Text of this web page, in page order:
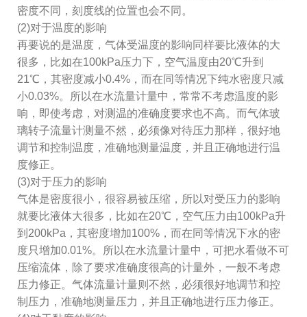
密度不同，刻度线的位置也会不同。
(2)对于温度的影响
再要说的是温度，气体受温度的影响同样要比液体的大
很多，比如在100kPa压力下，空气温度由20℃升到
21℃，其密度减小0.4%，而在同等情况下纯水密度只减
小0.03%。所以在水流量计量中，常常不考虑温度的影
响，即使考虑，对测温的准确度要求也不高。而气体玻
璃转子流量计测量不然，必须像对待压力那样，很好地
调节和控制温度，准确地测量温度，并且正确地进行温
度修正。
(3)对于压力的影响
气体是密度很小，很容易被压缩，所以对受压力的影响
就要比液体大很多，比如在20℃，空气压力由100kPa升
到200kPa，其密度增加100%，而在同等情况下水的密
度只增加0.01%。所以在水流量计量中，可把水看做不可
压缩流体，除了要求准确度很高的计量外，一般不考虑
压力修正。气体流量计量则不然，必须很好地调节和控
制压力，准确地测量压力，并且正确地进行压力修正。